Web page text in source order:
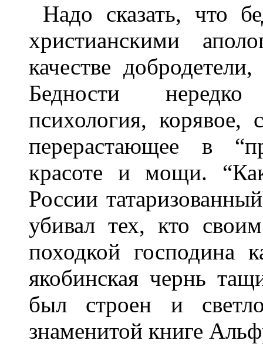
Надо сказать, что
христианскими
качестве
Бедности
психология, корявое,
перерастающее в
красоте и мощи.
России
убивал тех, кто
походкой господина
якобинская чернь
был строен и
знаменитой книге